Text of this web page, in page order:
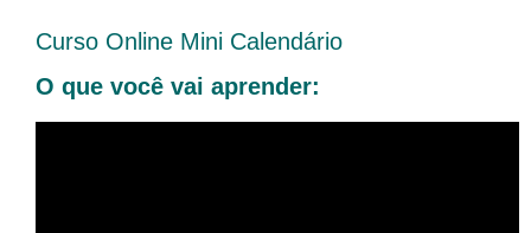
Curso Online Mini Calendário
O que você vai aprender: